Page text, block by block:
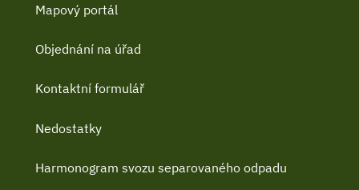
Mapový portál
Objednání na úřad
Kontaktní formulář
Nedostatky
Harmonogram svozu separovaného odpadu